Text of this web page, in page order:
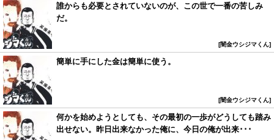
誰からも必要とされていないのが、この世で一番の苦しみ
だ。
闇金ウシジマくん
簡単に手にした金は簡単に使う。
闇金ウシジマくん
何かを始めようとしても、その最初の一歩がどうしても踏み
出せない。昨日出来なかった俺に、今日の俺が出来･･･